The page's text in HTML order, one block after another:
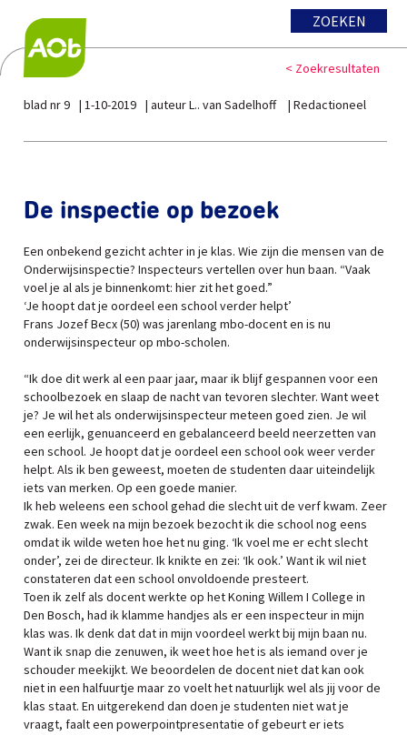
ZOEKEN
< Zoekresultaten
blad nr 9 1-10-2019 auteur L.. van Sadelhoff Redactioneel
De inspectie op bezoek
Een onbekend gezicht achter in je klas. Wie zijn die mensen van de
Onderwijsinspectie? Inspecteurs vertellen over hun baan. “Vaak
voel je al als je binnenkomt: hier zit het goed.”
‘Je hoopt dat je oordeel een school verder helpt’
Frans Jozef Becx (50) was jarenlang mbo-docent en is nu
onderwijsinspecteur op mbo-scholen.
“Ik doe dit werk al een paar jaar, maar ik blijf gespannen voor een
schoolbezoek en slaap de nacht van tevoren slechter. Want weet
je? Je wil het als onderwijsinspecteur meteen goed zien. Je wil
een eerlijk, genuanceerd en gebalanceerd beeld neerzetten van
een school. Je hoopt dat je oordeel een school ook weer verder
helpt. Als ik ben geweest, moeten de studenten daar uiteindelijk
iets van merken. Op een goede manier.
Ik heb weleens een school gehad die slecht uit de verf kwam. Zeer
zwak. Een week na mijn bezoek bezocht ik die school nog eens
omdat ik wilde weten hoe het nu ging. ‘Ik voel me er echt slecht
onder’, zei de directeur. Ik knikte en zei: ‘Ik ook.’ Want ik wil niet
constateren dat een school onvoldoende presteert.
Toen ik zelf als docent werkte op het Koning Willem I College in
Den Bosch, had ik klamme handjes als er een inspecteur in mijn
klas was. Ik denk dat dat in mijn voordeel werkt bij mijn baan nu.
Want ik snap die zenuwen, ik weet hoe het is als iemand over je
schouder meekijkt. We beoordelen de docent nietdat kan ook
niet in een halfuurtje maar zo voelt het natuurlijk wel als jij voor de
klas staat. En uitgerekend dan doen je studenten niet wat je
vraagt, faalt een powerpointpresentatie of gebeurt er iets